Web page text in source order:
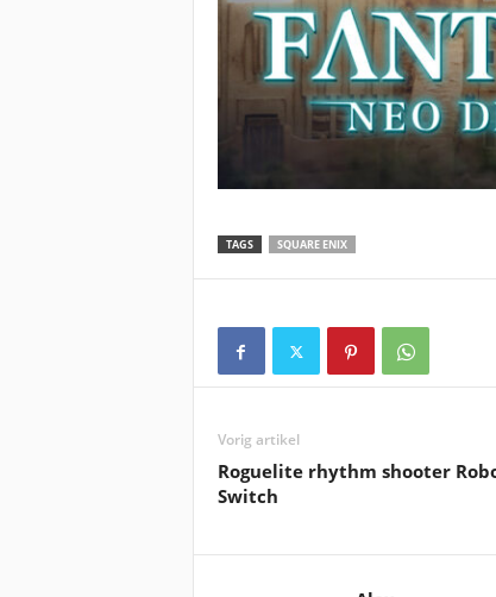
TAGS SQUARE ENIX
Vorig artikel
Roguelite rhythm shooter
Switch